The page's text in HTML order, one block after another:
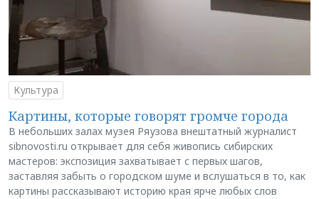
Культура
Картины, которые говорят громче города
В небольших залах музея Ряузова внештатный журналист
sibnovosti.ru открывает для себя живопись сибирских
мастеров: экспозиция захватывает с первых шагов,
заставляя забыть о городском шуме и вслушаться в то, как
картины рассказывают историю края ярче любых слов